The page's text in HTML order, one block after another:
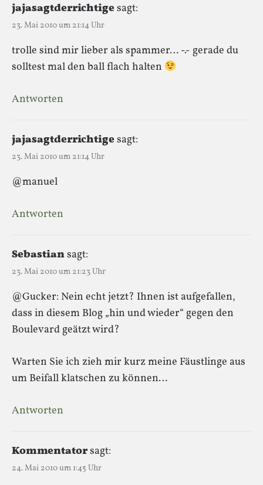
jajasagtderrichtigesagt:
23. Mai 2010 um 21:14 Uhr
trolle sind mir lieber als spammer… -.- gerade du
solltest mal den ball flach halten
Antworten
jajasagtderrichtigesagt:
23. Mai 2010 um 21:14 Uhr
@manuel
Antworten
Sebastiansagt:
23. Mai 2010 um 21:23 Uhr
@Gucker: Nein echt jetzt? Ihnen ist aufgefallen,
dass in diesem Blog „hin und wieder“ gegen den
Boulevard geätzt wird?
Warten Sie ich zieh mir kurz meine Fäustlinge aus
um Beifall klatschen zu können…
Antworten
Kommentatorsagt:
24. Mai 2010 um 1:45 Uhr